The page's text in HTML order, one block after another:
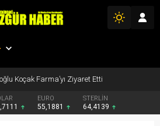
Koçak Farma’yı Ziyaret Etti
EURO
55,1881
STERLİN
64,4139